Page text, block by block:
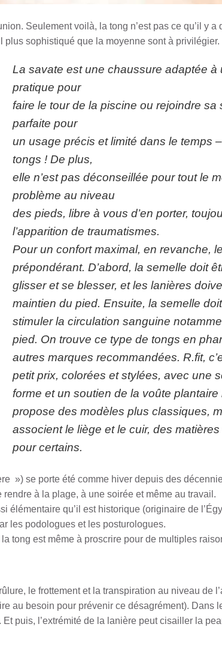
Seulement voilà, la tong n’est pas ce qu’il y
sophistiqué que la moyenne sont à privilégier.
La savate est une chaussure adaptée à
pratique pour
faire le tour de la piscine ou rejoindre
parfaite pour
un usage précis et limité dans le temps
tongs ! De plus,
elle n’est pas déconseillée pour tout le
problème au niveau
des pieds, libre à vous d’en porter,
l’apparition de traumatismes.
Pour un confort maximal, en revanche,
prépondérant. D’abord, la semelle doit
glisser et se blesser, et les lanières
maintien du pied. Ensuite, la semelle
stimuler la circulation sanguine
pied. On trouve ce type de tongs en
autres marques recommandées. R.fit,
petit prix, colorées et stylées, avec une
forme et un soutien de la voûte
propose des modèles plus classiques,
associent le liège et le cuir, des
pour certains.
») se porte été comme hiver depuis des
à la plage, à une soirée et même au travail.
élémentaire qu’il est historique (originaire de
les podologues et les posturologues.
tong est même à proscrire pour de multiples
le frottement et la transpiration au niveau de
au besoin pour prévenir ce désagrément). Dans
puis, l’extrémité de la lanière peut cisailler la